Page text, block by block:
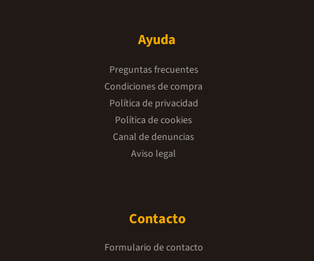
Ayuda
Preguntas frecuentes
Condiciones de compra
Política de privacidad
Política de cookies
Canal de denuncias
Aviso legal
Contacto
Formulario de contacto